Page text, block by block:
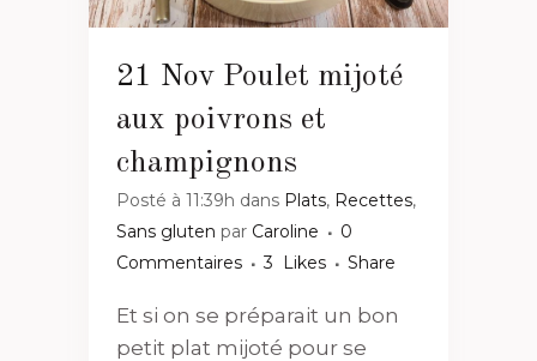
21 Nov Poulet mijoté
aux poivrons et
champignons
Posté à 11:39h dans Plats, Recettes,
Sans gluten par Caroline
0
Commentaires
3 Likes Share
Et si on se préparait un bon
petit plat mijoté pour se